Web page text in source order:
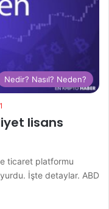
Nedir? Nasıl? Neden?
lisans
ticaret platformu
İşte detaylar. ABD